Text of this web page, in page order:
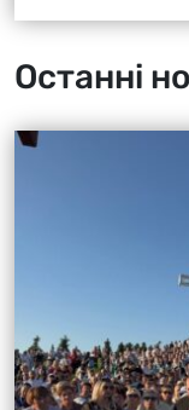
Останні